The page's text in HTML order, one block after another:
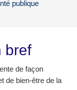
publique
bref
de façon
de bien-être de la